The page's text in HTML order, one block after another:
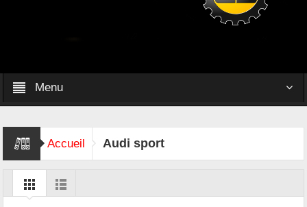
Menu
Accueil Audi sport